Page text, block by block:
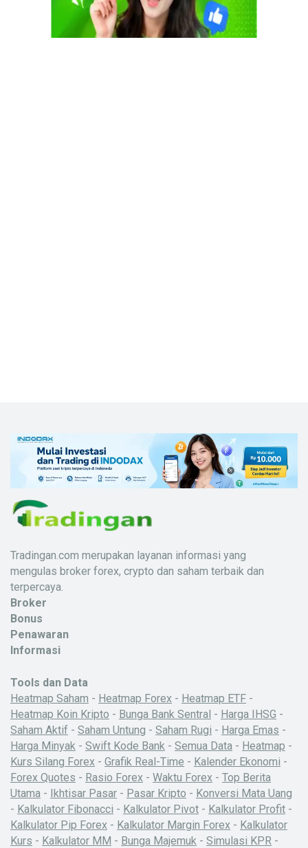
Tradingan.com merupakan layanan informasi yang
mengulas broker forex, crypto dan saham terbaik dan
terpercaya.
Broker
Bonus
Penawaran
Informasi
Tools dan Data
Heatmap Saham - Heatmap Forex - Heatmap ETF -
Heatmap Koin Kripto - Bunga Bank Sentral - Harga IHSG -
Saham Aktif - Saham Untung - Saham Rugi - Harga Emas -
Harga Minyak - Swift Kode Bank - Semua Data - Heatmap -
Kurs Silang Forex - Grafik Real-Time - Kalender Ekonomi -
Forex Quotes - Rasio Forex - Waktu Forex - Top Berita
Utama - Ikhtisar Pasar - Pasar Kripto - Konversi Mata Uang
- Kalkulator Fibonacci - Kalkulator Pivot - Kalkulator Profit -
Kalkulator Pip Forex - Kalkulator Margin Forex - Kalkulator
Kurs - Kalkulator MM - Bunga Majemuk - Simulasi KPR -